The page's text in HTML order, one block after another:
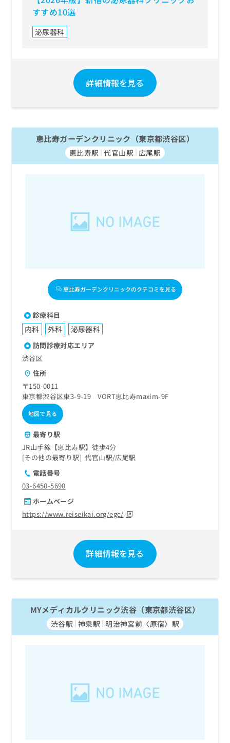
すすめ10選
泌尿器科
詳細情報を見る
恵比寿ガーデンクリニック（東京都渋谷区）
恵比寿駅 代官山駅 広尾駅
恵比寿ガーデンクリニックのクチコミを見る
診療科目
内科 外科 泌尿器科
訪問診療対応エリア
渋谷区
住所
〒150-0011
東京都渋谷区東3-9-19 VORT恵比寿maxim-9F
地図で見る
最寄り駅
JR山手線【恵比寿駅】徒歩4分
その他の最寄り駅
代官山駅 広尾駅
電話番号
03-6450-5690
ホームページ
https://www.reiseikai.org/egc/
詳細情報を見る
MYメディカルクリニック渋谷（東京都渋谷区）
渋谷駅 神泉駅 明治神宮前〈原宿〉駅